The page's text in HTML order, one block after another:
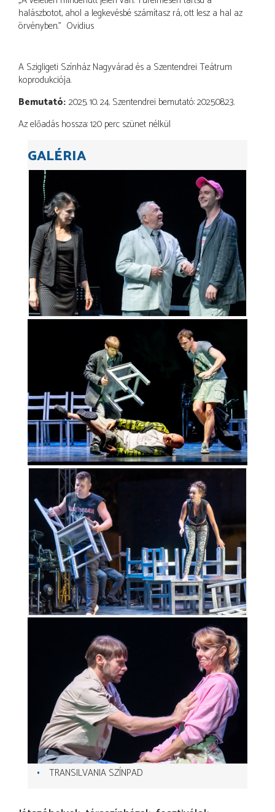
halászbotot, ahol a legkevésbé számítasz rá, ott lesz a hal az
örvényben.” Ovidius
A Szigligeti Színház Nagyvárad és a Szentendrei Teátrum
koprodukciója.
Bemutató 2025. 10. 24. Szentendrei bemutató: 2025.08.23.
Az előadás hossza: 120 perc szünet nélkül
GALÉRIA
TRANSILVANIA SZÍNPAD